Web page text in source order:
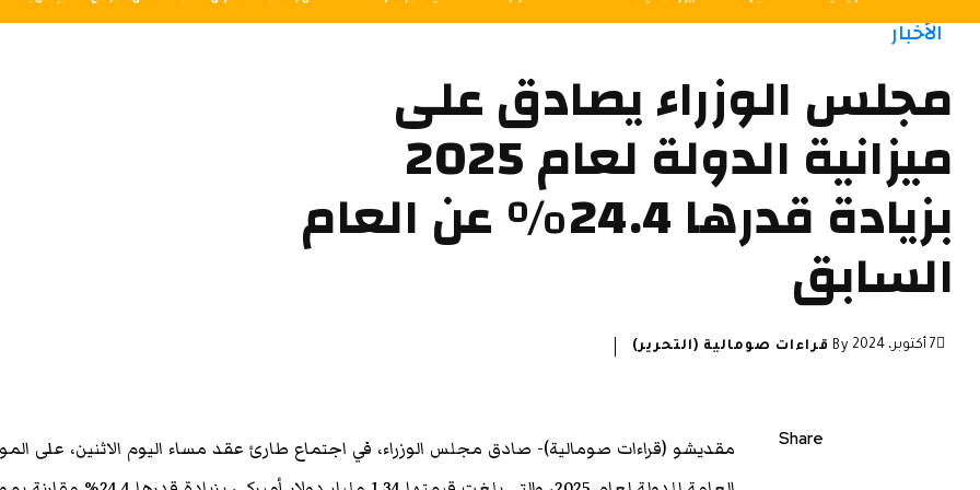
الأخبار
مجلس الوزراء يصادق على
ميزانية الدولة لعام 2025
بزيادة قدرها 24.4% عن العام
السابق
7 أكتوبر، 2024 By قراءات صومالية (التحرير)
مقديشو (قراءات صومالية)- صادق مجلس الوزراء، في اجتماع طارئ عقد مساء اليوم الاثنين، على
Share